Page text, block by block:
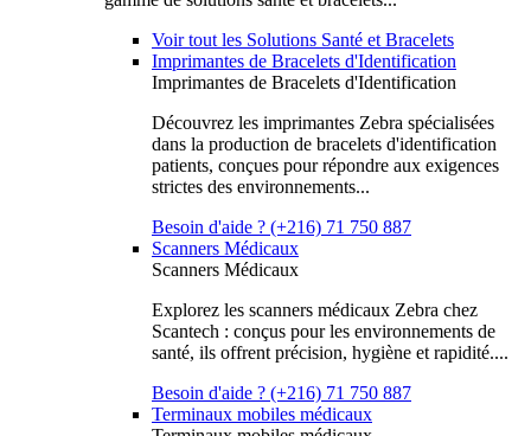
Voir tout les Solutions Santé et Bracelets
Imprimantes de Bracelets d'Identification
Imprimantes de Bracelets d'Identification
Découvrez les imprimantes Zebra spécialisées
dans la production de bracelets d'identification
patients, conçues pour répondre aux exigences
strictes des environnements...
Besoin d'aide ? (+216) 71 750 887
Scanners Médicaux
Scanners Médicaux
Explorez les scanners médicaux Zebra chez
Scantech : conçus pour les environnements de
santé, ils offrent précision, hygiène et rapidité....
Besoin d'aide ? (+216) 71 750 887
Terminaux mobiles médicaux